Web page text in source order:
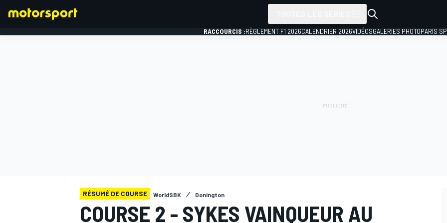
RACCOURCIS :RÈGLEMENT F1 2026CALENDRIER 2026VIDÉOSGALERIES PHOTOPARIS
RÉSUMÉ DE COURSE WorldSBK Donington
COURSE 2 - SYKES VAINQUEUR AU